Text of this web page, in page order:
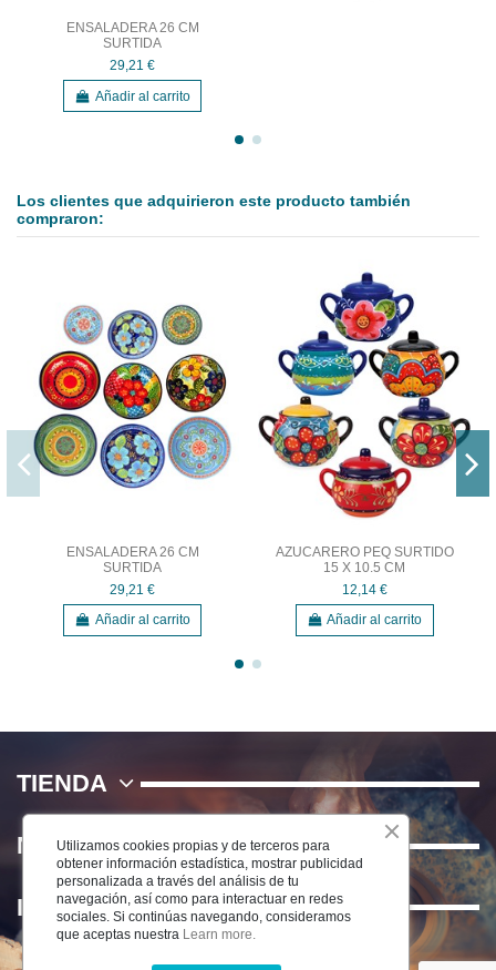
ENSALADERA 26 CM
SURTIDA
29,21 €
Añadir al carrito
Los clientes que adquirieron este producto también
compraron:
ENSALADERA 26 CM
SURTIDA
29,21 €
Añadir al carrito
AZUCARERO PEQ SURTIDO
15 X 10.5 CM
12,14 €
Añadir al carrito
TIENDA
NOSOTROS
INFORMACIÓN
Utilizamos cookies propias y de terceros para
obtener información estadística, mostrar publicidad
personalizada a través del análisis de tu
navegación, así como para interactuar en redes
sociales. Si continúas navegando, consideramos
que aceptas nuestra Learn more.